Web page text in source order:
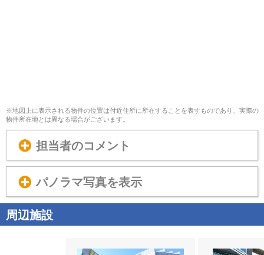
※地図上に表示される物件の位置は付近住所に所在することを表すものであり、実際の
物件所在地とは異なる場合がございます。
担当者のコメント
パノラマ写真を表示
周辺施設